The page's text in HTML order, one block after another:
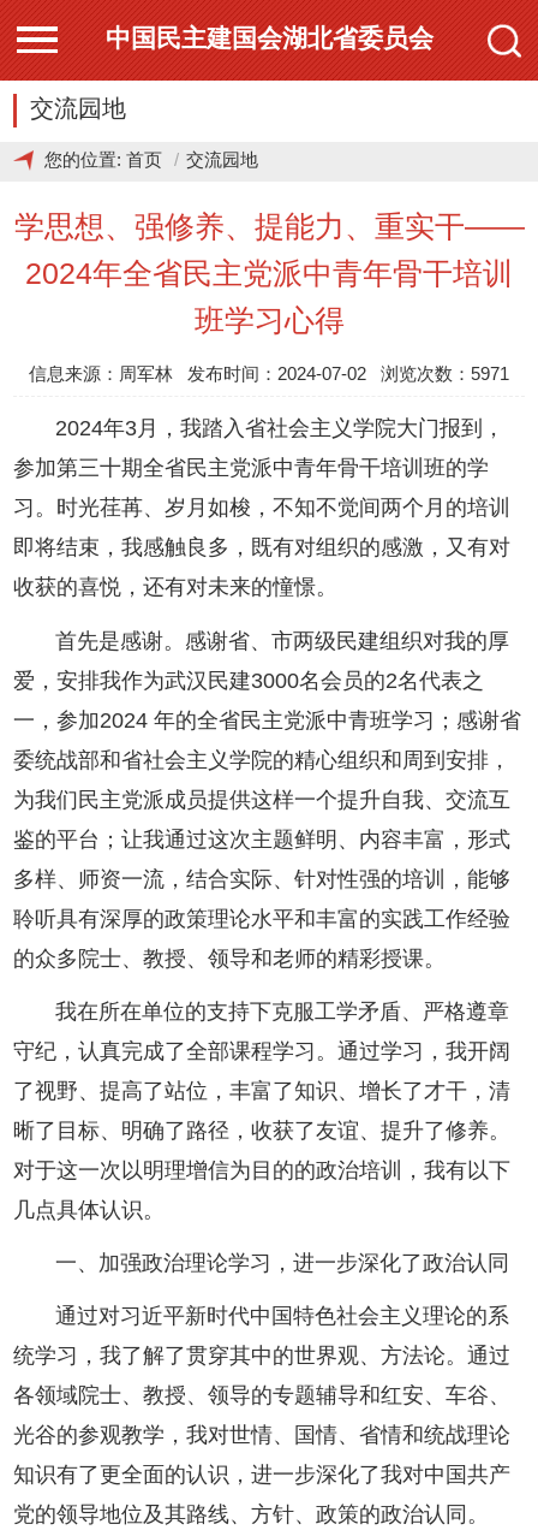
中国民主建国会湖北省委员会
交流园地
您的位置: 首页 交流园地
学思想、强修养、提能力、重实干——
2024年全省民主党派中青年骨干培训
班学习心得
信息来源：周军林 发布时间：2024-07-02 浏览次数：5971
2024年3月，我踏入省社会主义学院大门报到，
参加第三十期全省民主党派中青年骨干培训班的学
习。时光荏苒、岁月如梭，不知不觉间两个月的培训
即将结束，我感触良多，既有对组织的感激，又有对
收获的喜悦，还有对未来的憧憬。
首先是感谢。感谢省、市两级民建组织对我的厚
爱，安排我作为武汉民建3000名会员的2名代表之
一，参加2024 年的全省民主党派中青班学习；感谢省
委统战部和省社会主义学院的精心组织和周到安排，
为我们民主党派成员提供这样一个提升自我、交流互
鉴的平台；让我通过这次主题鲜明、内容丰富，形式
多样、师资一流，结合实际、针对性强的培训，能够
聆听具有深厚的政策理论水平和丰富的实践工作经验
的众多院士、教授、领导和老师的精彩授课。
我在所在单位的支持下克服工学矛盾、严格遵章
守纪，认真完成了全部课程学习。通过学习，我开阔
了视野、提高了站位，丰富了知识、增长了才干，清
晰了目标、明确了路径，收获了友谊、提升了修养。
对于这一次以明理增信为目的的政治培训，我有以下
几点具体认识。
一、加强政治理论学习，进一步深化了政治认同
通过对习近平新时代中国特色社会主义理论的系
统学习，我了解了贯穿其中的世界观、方法论。通过
各领域院士、教授、领导的专题辅导和红安、车谷、
光谷的参观教学，我对世情、国情、省情和统战理论
知识有了更全面的认识，进一步深化了我对中国共产
党的领导地位及其路线、方针、政策的政治认同。